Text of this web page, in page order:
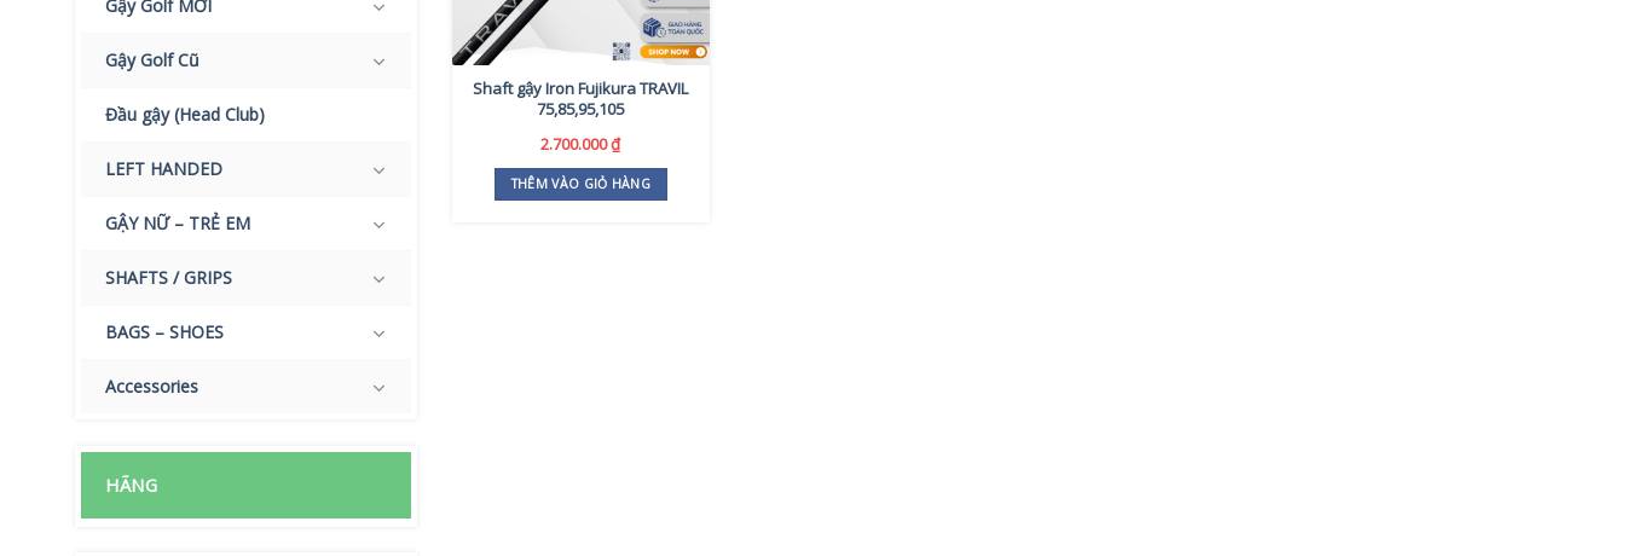
Gậy Golf MỚI
Gậy Golf Cũ
Đầu gậy (Head Club)
LEFT HANDED
GẬY NỮ – TRẺ EM
SHAFTS / GRIPS
BAGS – SHOES
Accessories
HÃNG
Shaft gậy Iron Fujikura TRAVIL
75,85,95,105
2.700.000₫
THÊM VÀO GIỎ HÀNG